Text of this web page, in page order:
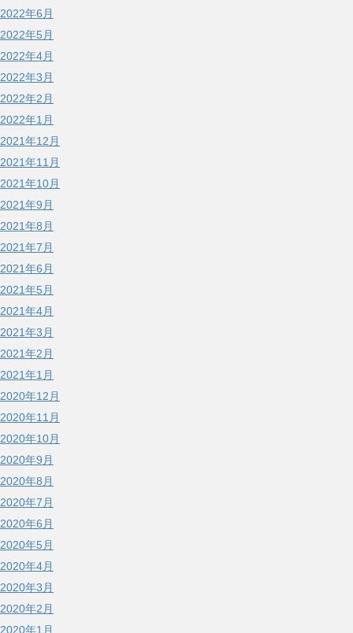
2022年6月
2022年5月
2022年4月
2022年3月
2022年2月
2022年1月
2021年12月
2021年11月
2021年10月
2021年9月
2021年8月
2021年7月
2021年6月
2021年5月
2021年4月
2021年3月
2021年2月
2021年1月
2020年12月
2020年11月
2020年10月
2020年9月
2020年8月
2020年7月
2020年6月
2020年5月
2020年4月
2020年3月
2020年2月
2020年1月